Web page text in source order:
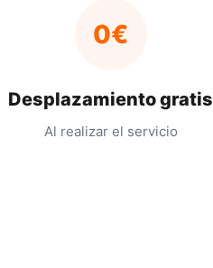
0€
Desplazamiento gratis
Al realizar el servicio